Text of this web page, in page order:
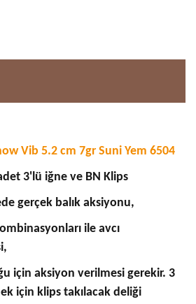
Vib 5.2 cm 7gr Suni Yem 6504
3'lü iğne ve BN Klips
gerçek balık aksiyonu,
ile avcı
için aksiyon verilmesi gerekir. 3
için klips takılacak deliği